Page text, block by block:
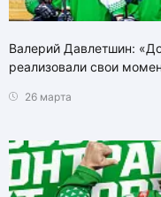
Валерий Давлетшин:
реализовали свои
26 марта